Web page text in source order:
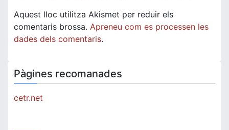
Aquest lloc utilitza Akismet per reduir els
comentaris brossa. Apreneu com es processen les
dades dels comentaris.
Pàgines recomanades
cetr.net